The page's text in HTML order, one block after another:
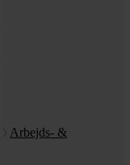
Arbejds- &